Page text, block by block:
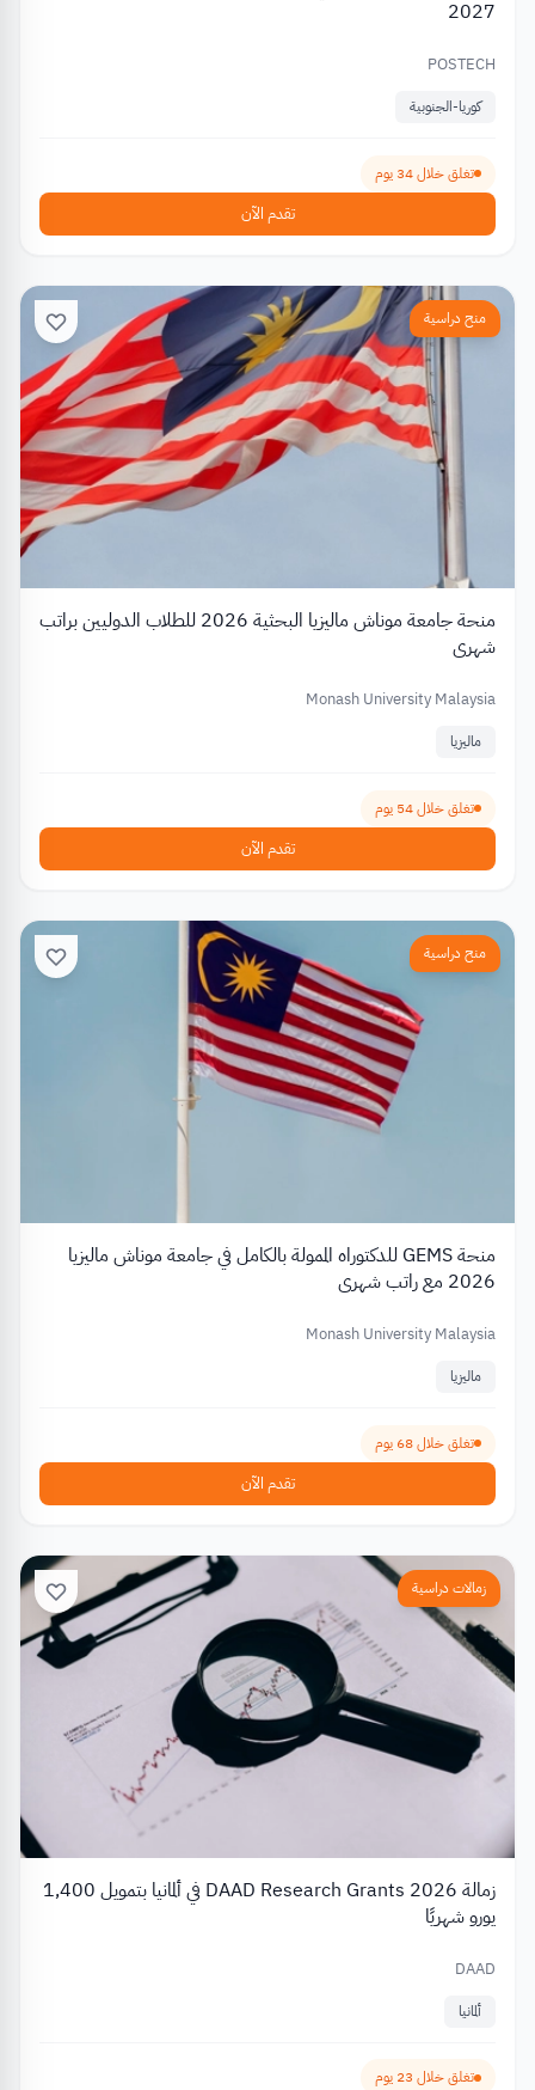
2027
POSTECH
كوريا-الجنوبية
تغلق خلال 34 يوم
تقدم الآن
منح دراسية
منحة جامعة موناش ماليزيا البحثية 2026 للطلاب الدوليين براتب
شهري
Monash University Malaysia
ماليزيا
تغلق خلال 54 يوم
تقدم الآن
منح دراسية
منحة GEMS للدكتوراه الممولة بالكامل في جامعة موناش ماليزيا
2026 مع راتب شهري
Monash University Malaysia
ماليزيا
تغلق خلال 68 يوم
تقدم الآن
زمالات دراسية
زمالة DAAD Research Grants 2026 في ألمانيا بتمويل 1,400
يورو شهريًا
DAAD
ألمانيا
تغلق خلال 23 يوم